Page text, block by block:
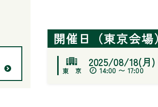
開催日（東京会場）
2025/08/18(月)
14:00 〜 17:00